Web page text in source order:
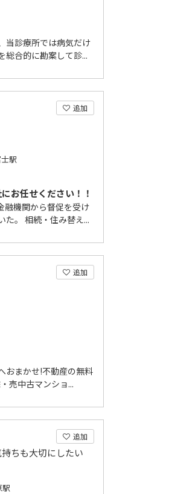
当診療所では病気だけ
総合的に勘案して診...
追加
駅
お任せください！！
融機関から督促を受け
た。 相続・住み替え...
追加
おまかせ!不動産の無料
売中古マンショ...
追加
ちも大切にしたい